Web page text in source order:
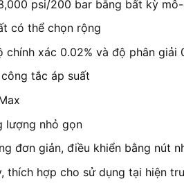
psi/200 bar bằng bất kỳ
có thể chọn rộng
xác 0.02% và độ phân giải
tắc áp suất
lượng nhỏ gọn
đơn giản, điều khiển bằng nút
thích hợp cho sử dụng tại hiện